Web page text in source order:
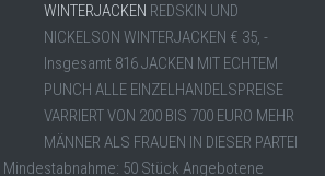
WINTERJACKEN REDSKIN UND
NICKELSON WINTERJACKEN € 35, -
Insgesamt 816 JACKEN MIT ECHTEM
PUNCH ALLE EINZELHANDELSPREISE
VARRIERT VON 200 BIS 700 EURO MEHR
MÄNNER ALS FRAUEN IN DIESER PARTEI
50 Stück Angebotene